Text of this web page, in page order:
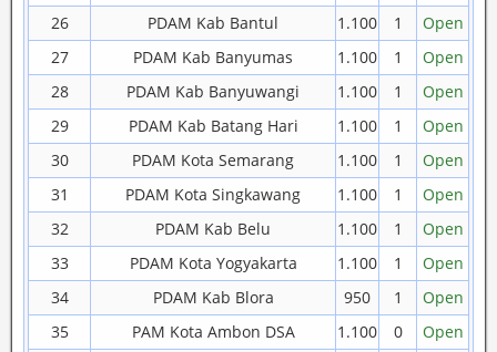
26
PDAM Kab Bantul 1.100 1
Open
27
PDAM Kab Banyumas 1.100 1
Open
28
PDAM Kab Banyuwangi 1.100 1
Open
29
PDAM Kab Batang Hari 1.100 1
Open
30
PDAM Kota Semarang 1.100 1
Open
31
PDAM Kota Singkawang 1.100 1
Open
32
PDAM Kab Belu 1.100 1
Open
33
PDAM Kota Yogyakarta 1.100 1
Open
34
PDAM Kab Blora 950 1
Open
35
PAM Kota Ambon DSA 1.100 0 Open